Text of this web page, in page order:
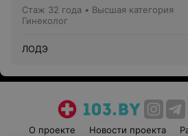
Стаж 32 года • Высшая категория
Гинеколог
ЛОДЭ
О проекте Новости проекта